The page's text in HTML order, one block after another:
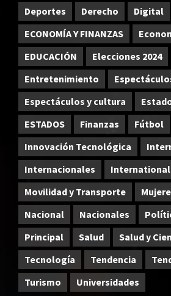
Deportes
Derecho Digital
ECONOMÍA Y FINANZAS
EDUCACIÓN
Elecciones 2024
Entretenimiento
Espectáculos y cultura
ESTADOS
Finanzas
Fútbol
Innovación Tecnológica
Internacionales
International
Movilidad y Transporte
Nacional
Nacionales
Principal
Salud Salud y
Tecnología
Tendencia
Turismo
Universidades